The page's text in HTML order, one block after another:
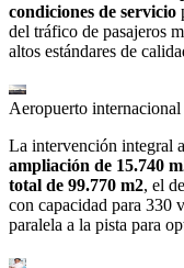
condiciones de servicio
del tráfico de pasajeros
altos estándares de
Aeropuerto
La intervención integral
ampliación de 15.740
total de 99.770 m2, el
con capacidad para 330
paralela a la pista para